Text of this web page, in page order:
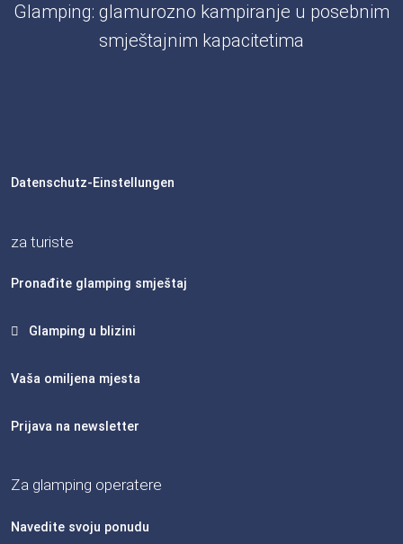
Glamping: glamurozno kampiranje u posebnim
smještajnim kapacitetima
Datenschutz-Einstellungen
za turiste
Pronađite glamping smještaj
Glamping u blizini
Vaša omiljena mjesta
Prijava na newsletter
Za glamping operatere
Navedite svoju ponudu